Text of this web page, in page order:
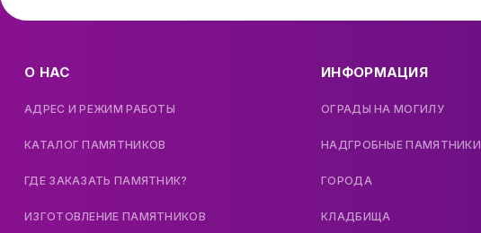
О НАС
АДРЕС И РЕЖИМ РАБОТЫ
КАТАЛОГ ПАМЯТНИКОВ
ГДЕ ЗАКАЗАТЬ ПАМЯТНИК?
ИЗГОТОВЛЕНИЕ ПАМЯТНИКОВ
ИНФОРМАЦИЯ
ОГРАДЫ НА МОГИЛУ
НАДГРОБНЫЕ ПАМЯТНИКИ
ГОРОДА
КЛАДБИЩА